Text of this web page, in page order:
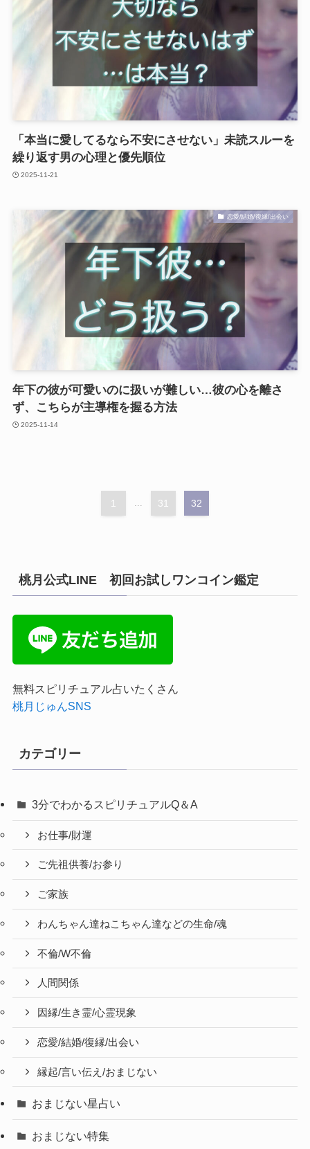
「本当に愛してるなら不安にさせない」未読スルーを
繰り返す男の心理と優先順位
2025-11-21
恋愛/結婚/復縁/出会い
年下の彼が可愛いのに扱いが難しい…彼の心を離さ
ず、こちらが主導権を握る方法
2025-11-14
1 ... 31 32
桃月公式LINE 初回お試しワンコイン鑑定
無料スピリチュアル占いたくさん
桃月じゅんSNS
カテゴリー
3分でわかるスピリチュアルQ＆A
お仕事/財運
ご先祖供養/お参り
ご家族
わんちゃん達ねこちゃん達などの生命/魂
不倫/W不倫
人間関係
因縁/生き霊/心霊現象
恋愛/結婚/復縁/出会い
縁起/言い伝え/おまじない
おまじない星占い
おまじない特集